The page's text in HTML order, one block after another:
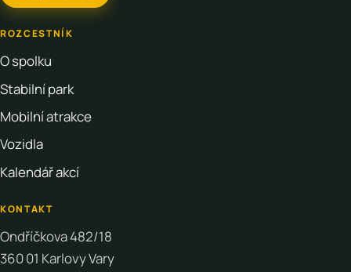
ROZCESTNÍK
O spolku
Stabilní park
Mobilní atrakce
Vozidla
Kalendář akcí
KONTAKT
Ondříčkova 482/18
360 01 Karlovy Vary